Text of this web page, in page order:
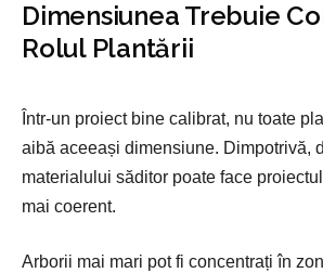
Dimensiunea Trebuie
Rolul Plantării
Într-un proiect bine calibrat, nu toate
aibă aceeași dimensiune. Dimpotrivă,
materialului săditor poate face
mai coerent.
Arborii mai mari pot fi concentrați în